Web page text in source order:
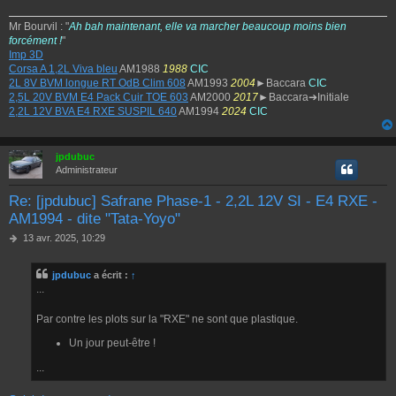
Mr Bourvil : "Ah bah maintenant, elle va marcher beaucoup moins bien
forcément !"
Imp 3D
Corsa A 1,2L Viva bleu AM1988 1988 CIC
2L 8V BVM longue RT OdB Clim 608 AM1993 2004 ►Baccara CIC
2,5L 20V BVM E4 Pack Cuir TOE 603 AM2000 2017►Baccara➔Initiale
2,2L 12V BVA E4 RXE SUSPIL 640AM1994 2024 CIC
jpdubuc
Administrateur
Re: [jpdubuc] Safrane Phase-1 - 2,2L 12V SI - E4 RXE -
AM1994 - dite "Tata-Yoyo"
M13 avr. 2025, 10:29
jpdubuc a écrit : ↑
...
Par contre les plots sur la "RXE" ne sont que plastique.
Un jour peut-être !
...